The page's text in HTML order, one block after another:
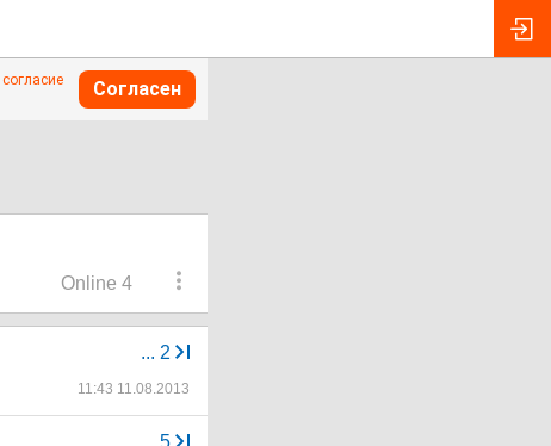
согласие
Согласен
Online 4
... 2
11:43 11.08.2013
... 5